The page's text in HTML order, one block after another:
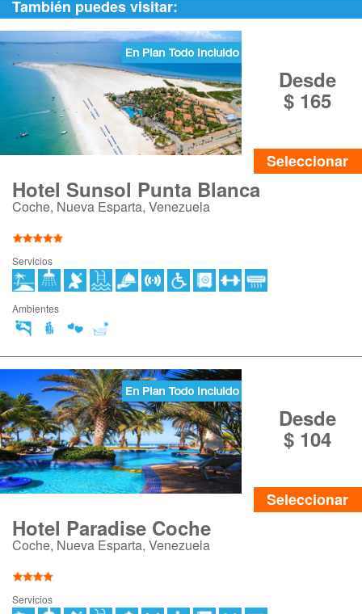
También puedes visitar:
Desde
$ 165
Seleccionar
Hotel Sunsol Punta Blanca
Coche, Nueva Esparta, Venezuela
Servicios
Ambientes
Desde
$ 104
Seleccionar
Hotel Paradise Coche
Coche, Nueva Esparta, Venezuela
Servicios